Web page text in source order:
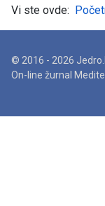
Vi ste ovde:
© 2016 - 2026
On-line žurnal